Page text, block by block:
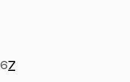
67